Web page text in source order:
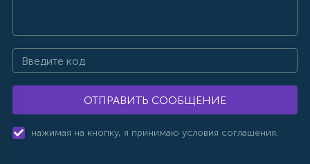
ОТПРАВИТЬ СООБЩЕНИЕ
нажимая на кнопку, я принимаю условия соглашения.